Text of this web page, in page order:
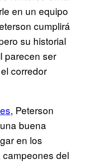
en un equipo
cumplirá
su historial
parecen ser
corredor
, Peterson
buena
en los
campeones del